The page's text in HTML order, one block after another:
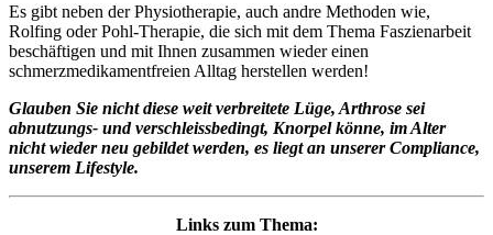
Es gibt neben der Physiotherapie, auch andre Methoden wie,
Rolfing oder Pohl-Therapie, die sich mit dem Thema Faszienarbeit
beschäftigen und mit Ihnen zusammen wieder einen
schmerzmedikamentfreien Alltag herstellen werden!
Glauben Sie nicht diese weit verbreitete Lüge, Arthrose sei
abnutzungs- und verschleissbedingt, Knorpel könne, im Alter
nicht wieder neu gebildet werden, es liegt an unserer Compliance,
unserem Lifestyle.
Links zum Thema: